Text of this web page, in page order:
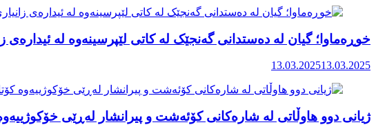
خوڕەماوا؛ گیان لە دەستدانی گەنجێک لە کاتی لێپرسینەوە لە ئیدارەی
13.03.202513.03.2025
ژیانی دوو هاوڵاتی لە شارەکانی کۆئەشت و پیرانشار لەڕێی